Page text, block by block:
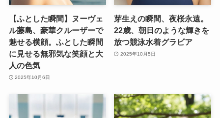
【ふとした瞬間】ヌーヴェ
ル藤島、豪華クルーザーで
魅せる横顔。ふとした瞬間
に見せる無邪気な笑顔と大
人の色気
2025年10月6日
芽生えの瞬間、夜桜永遠。
22歳、朝日のような輝きを
放つ競泳水着グラビア
2025年10月5日